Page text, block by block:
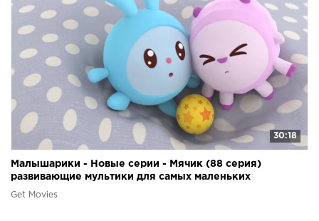
30:18
Малышарики - Новые серии - Мячик (88 серия)
развивающие мультики для самых маленьких
Get Movies